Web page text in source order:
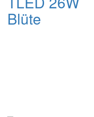
Blüte